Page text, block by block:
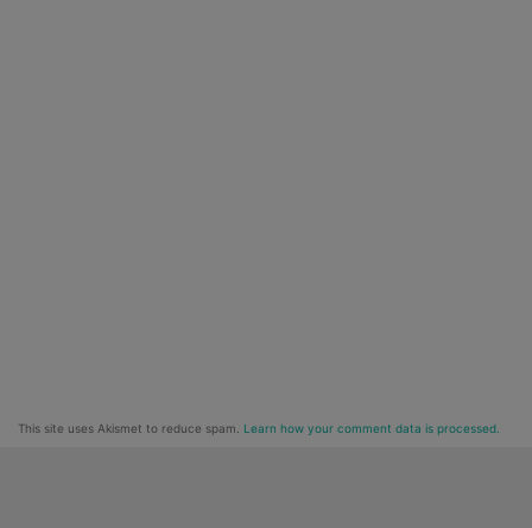
This site uses Akismet to reduce spam. Learn how your comment data is processed.